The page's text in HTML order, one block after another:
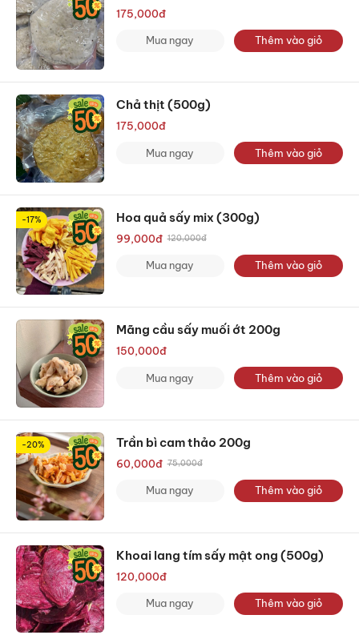
175,000đ
Mua ngay Thêm vào giỏ
Chả thịt (500g)
175,000đ
Mua ngay Thêm vào giỏ
-17% Hoa quả sấy mix (300g)
99,000đ 120,000đ
Mua ngay Thêm vào giỏ
Mãng cầu sấy muối ớt 200g
150,000đ
Mua ngay Thêm vào giỏ
-20% Trần bì cam thảo 200g
60,000đ 75,000đ
Mua ngay Thêm vào giỏ
Khoai lang tím sấy mật ong (500g)
120,000đ
Mua ngay Thêm vào giỏ